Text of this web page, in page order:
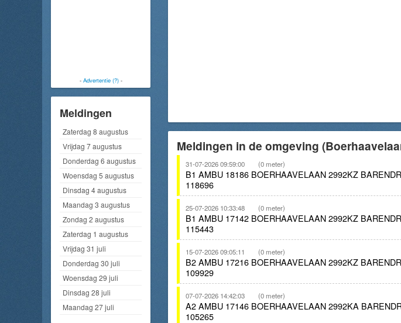
- Advertentie (?)-
Meldingen
Zaterdag 8 augustus
Vrijdag 7 augustus
Donderdag 6 augustus
Woensdag 5 augustus
Dinsdag 4 augustus
Maandag 3 augustus
Zondag 2 augustus
Zaterdag 1 augustus
Vrijdag 31 juli
Donderdag 30 juli
Woensdag 29 juli
Dinsdag 28 juli
Maandag 27 juli
Meldingen in de omgeving
31-07-2026 09:59:00 (0 meter)
B1 AMBU 18186 BOERHAAVELAAN 2992KZ
118696
25-07-2026 10:33:48 (0 meter)
B1 AMBU 17142 BOERHAAVELAAN 2992KZ
115443
15-07-2026 09:05:11 (0 meter)
B2 AMBU 17216 BOERHAAVELAAN 2992KZ
109929
07-07-2026 14:42:03 (0 meter)
A2 AMBU 17146 BOERHAAVELAAN 2992KA
105265